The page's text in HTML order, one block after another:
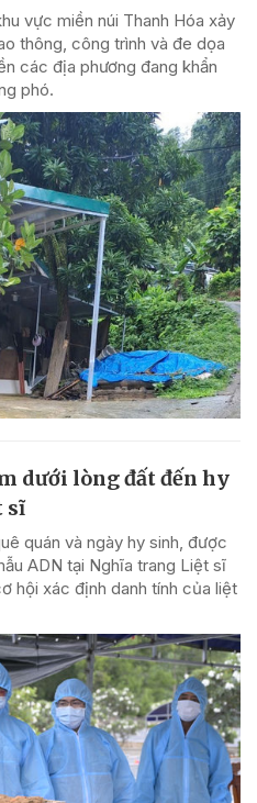
vực miền núi Thanh Hóa xảy
thông, công trình và đe dọa
các địa phương đang khẩn
phó.
dưới lòng đất đến hy
sĩ
quán và ngày hy sinh, được
ADN tại Nghĩa trang Liệt sĩ
hội xác định danh tính của liệt